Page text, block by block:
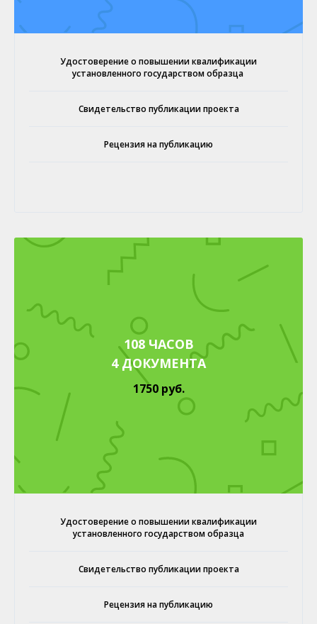
Удостоверение о повышении квалификации
установленного государством образца
Свидетельство публикации проекта
Рецензия на публикацию
108 ЧАСОВ
4 ДОКУМЕНТА
1750 руб.
Удостоверение о повышении квалификации
установленного государством образца
Свидетельство публикации проекта
Рецензия на публикацию